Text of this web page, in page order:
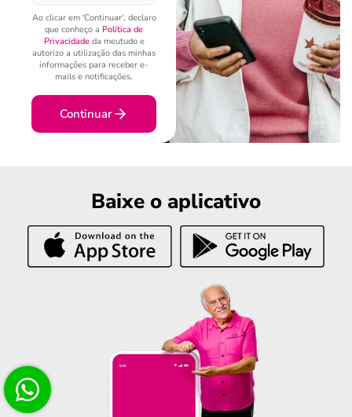
Ao clicar em 'Continuar', declaro
que conheço a Política de
Privacidadeda meutudo e
autorizo a utilização das minhas
informações para receber e-
mails e notificações.
Continuar
Baixe o aplicativo